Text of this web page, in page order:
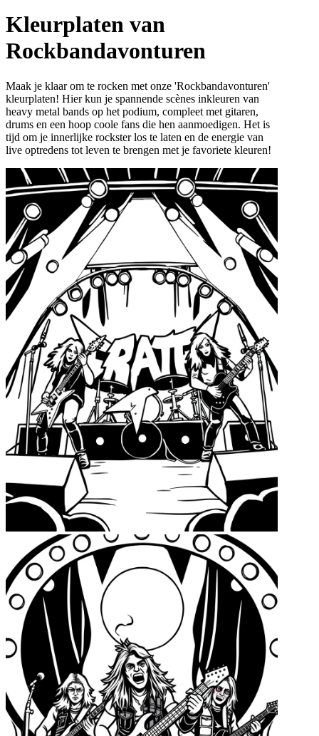
Kleurplaten van
Rockbandavonturen
Maak je klaar om te rocken met onze 'Rockbandavonturen'
kleurplaten! Hier kun je spannende scènes inkleuren van
heavy metal bands op het podium, compleet met gitaren,
drums en een hoop coole fans die hen aanmoedigen. Het is
tijd om je innerlijke rockster los te laten en de energie van
live optredens tot leven te brengen met je favoriete kleuren!